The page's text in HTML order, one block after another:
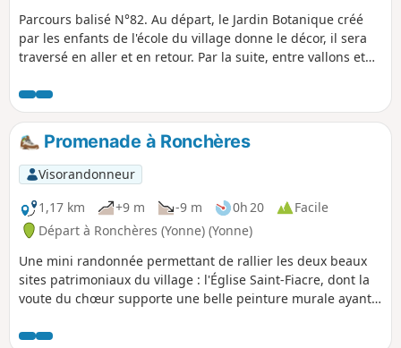
Parcours balisé N°82. Au départ, le Jardin Botanique créé
par les enfants de l'école du village donne le décor, il sera
traversé en aller et en retour. Par la suite, entre vallons et
du Ferrier de la Garenne, puis les moulins, les gués
agrémenteront ce parcours poyaudin.
Promenade à Ronchères
Visorandonneur
1,17 km
+9 m -9 m 0h 20
Facile
Départ à Ronchères (Yonne) (Yonne)
Une mini randonnée permettant de rallier les deux beaux
sites patrimoniaux du village : l'Église Saint-Fiacre, dont la
voute du chœur supporte une belle peinture murale ayant
lavoir aménagé dans le lit du Ru de Septfonds.